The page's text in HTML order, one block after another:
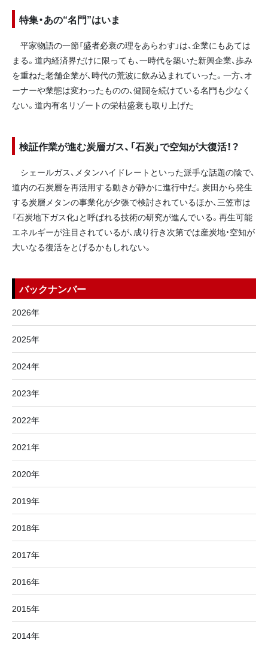
特集・あの“名門”はいま
平家物語の一節「盛者必衰の理をあらわす」は、企業にもあては
まる。道内経済界だけに限っても、一時代を築いた新興企業、歩み
を重ねた老舗企業が、時代の荒波に飲み込まれていった。一方、オ
ーナーや業態は変わったものの、健闘を続けている名門も少なく
ない。道内有名リゾートの栄枯盛衰も取り上げた
検証作業が進む炭層ガス、「石炭」で空知が大復活！？
シェールガス、メタンハイドレートといった派手な話題の陰で、
道内の石炭層を再活用する動きが静かに進行中だ。炭田から発生
する炭層メタンの事業化が夕張で検討されているほか、三笠市は
「石炭地下ガス化」と呼ばれる技術の研究が進んでいる。再生可能
エネルギーが注目されているが、成り行き次第では産炭地・空知が
大いなる復活をとげるかもしれない。
バックナンバー
2026年
2025年
2024年
2023年
2022年
2021年
2020年
2019年
2018年
2017年
2016年
2015年
2014年